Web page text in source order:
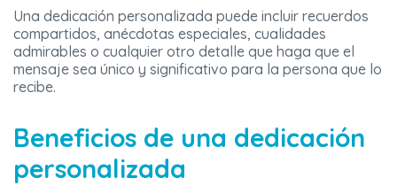
Una dedicación personalizada puede incluir recuerdos
compartidos, anécdotas especiales, cualidades
admirables o cualquier otro detalle que haga que el
mensaje sea único y significativo para la persona que lo
recibe.
Beneficios de una dedicación
personalizada